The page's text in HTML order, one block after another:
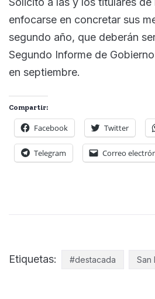
enfocarse en concretar sus
segundo año, que deberán
Segundo Informe de
en septiembre.
Compartir:
Facebook Twitter
Telegram Correo
Etiquetas: #destacada San